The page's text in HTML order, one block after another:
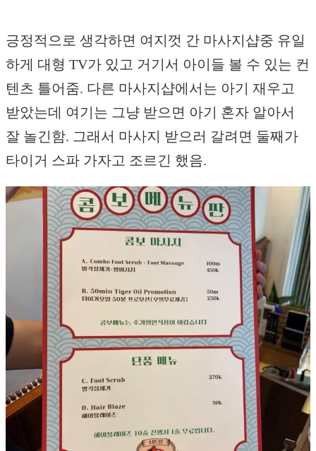
긍정적으로 생각하면 여지껏 간 마사지샵중 유일
하게 대형 TV가 있고 거기서 아이들 볼 수 있는 컨
텐츠 틀어줌. 다른 마사지샵에서는 아기 재우고
받았는데 여기는 그냥 받으면 아기 혼자 알아서
잘 놀긴함. 그래서 마사지 받으러 갈려면 둘째가
타이거 스파 가자고 조르긴 했음.